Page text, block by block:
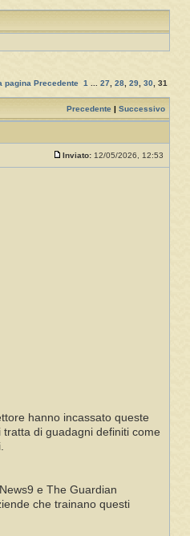
pagina Precedente 1 ... 27, 28, 29, 30, 31
Precedente Successivo
Inviato: 12/05/2026, 12:53
hanno incassato queste
di guadagni definiti come
e The Guardian
che trainano questi